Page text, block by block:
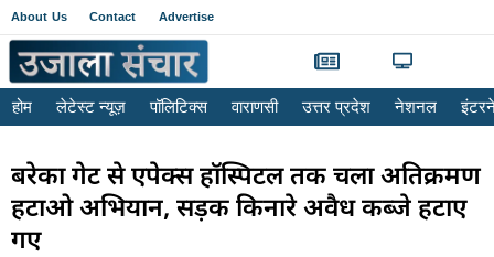
About Us Contact Advertise
होम लेटेस्ट न्यूज़ पॉलिटिक्स वाराणसी उत्तर प्रदेश नेशनल
बरेका गेट से एपेक्स हॉस्पिटल तक चला अतिक्रमण
हटाओ अभियान, सड़क किनारे अवैध कब्जे हटाए
गए